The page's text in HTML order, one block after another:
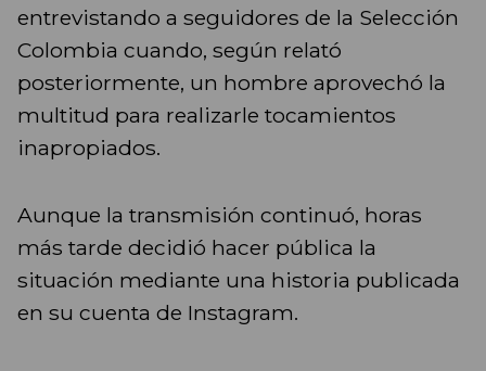
entrevistando a seguidores de la Selección
Colombia cuando, según relató
posteriormente, un hombre aprovechó la
multitud para realizarle tocamientos
inapropiados.
Aunque la transmisión continuó, horas
más tarde decidió hacer pública la
situación mediante una historia publicada
en su cuenta de Instagram.